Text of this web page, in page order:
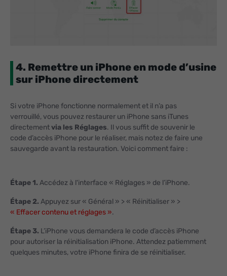
4. Remettre un iPhone en mode d’usine
sur iPhone directement
Si votre iPhone fonctionne normalement et il n’a pas
verrouillé, vous pouvez restaurer un iPhone sans iTunes
directementvia les Réglages. Il vous suffit de souvenir le
code d’accès iPhone pour le réaliser, mais notez de faire une
sauvegarde avant la restauration. Voici comment faire :
Étape 1. Accédez à l'interface « Réglages » de l’iPhone.
Étape 2. Appuyez sur « Général » > « Réinitialiser » >
« Effacer contenu et réglages ».
Étape 3. L’iPhone vous demandera le code d’accès iPhone
pour autoriser la réinitialisation iPhone. Attendez patiemment
quelques minutes, votre iPhone finira de se réinitialiser.